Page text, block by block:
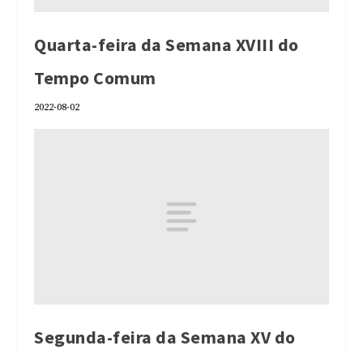
Quarta-feira da Semana XVIII do
Tempo Comum
2022-08-02
Segunda-feira da Semana XV do